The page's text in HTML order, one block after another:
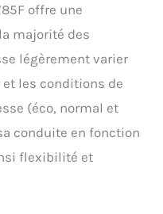
d’arrêt
même sur les
raides. Et le Phare
haute luminosité +
+ rappel de
éclairent la route
vous conduisez de
&
avec les
de 8,5 pouces, les
offre une
majorité des
légèrement varier
les conditions de
(éco, normal et
conduite en fonction
flexibilité et